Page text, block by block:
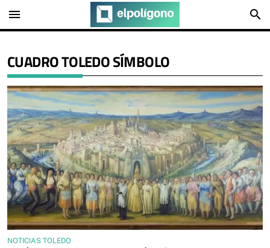
menu search
CUADRO TOLEDO SÍMBOLO
NOTICIAS TOLEDO